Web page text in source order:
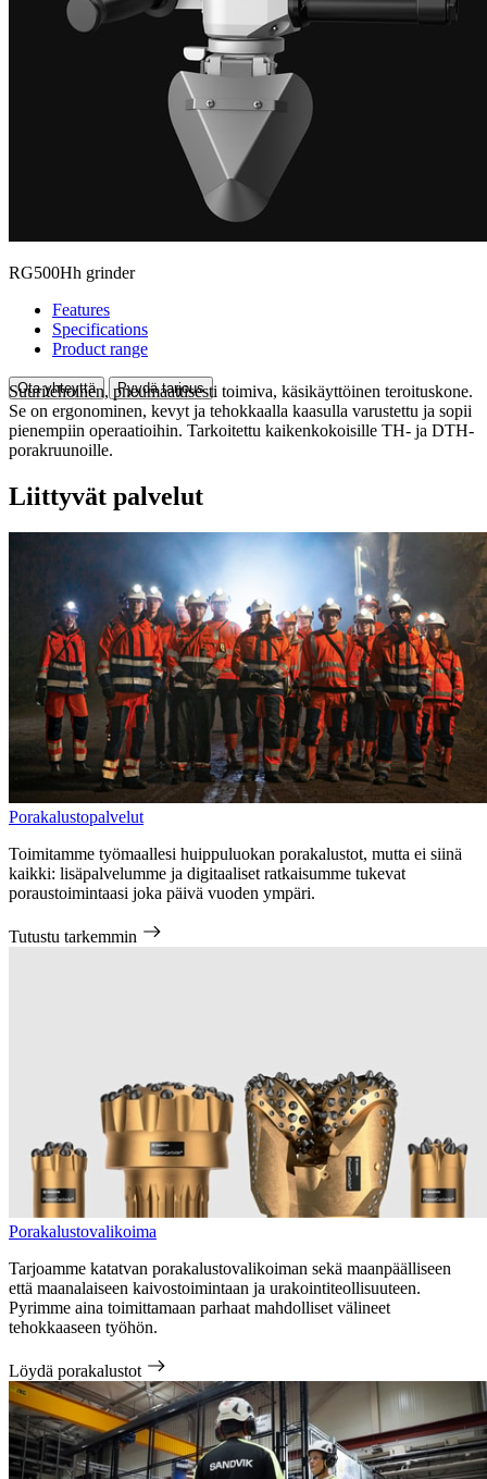
RG500Hh grinder
Features
Specifications
Product range
Ota yhteyttä Pyydä tarjous
Suuritehoinen, pneumaattisesti toimiva, käsikäyttöinen teroituskone.
Se on ergonominen, kevyt ja tehokkaalla kaasulla varustettu ja sopii
pienempiin operaatioihin. Tarkoitettu kaikenkokoisille TH- ja DTH-
porakruunoille.
Liittyvät palvelut
Porakalustopalvelut
Toimitamme työmaallesi huippuluokan porakalustot, mutta ei siinä
kaikki: lisäpalvelumme ja digitaaliset ratkaisumme tukevat
poraustoimintaasi joka päivä vuoden ympäri.
Tutustu tarkemmin
Porakalustovalikoima
Tarjoamme katatvan porakalustovalikoiman sekä maanpäälliseen
että maanalaiseen kaivostoimintaan ja urakointiteollisuuteen.
Pyrimme aina toimittamaan parhaat mahdolliset välineet
tehokkaaseen työhön.
Löydä porakalustot